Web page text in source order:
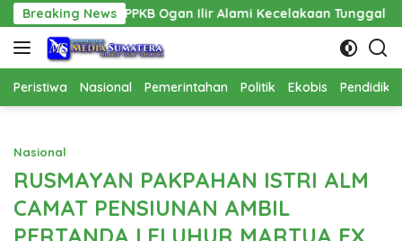
Langsung
ke
konten
Breaking News
Ogan Ilir Alami Kecelakaan Tunggal
Peristiwa Nasional Pemerintahan Politik Ekobis
Nasional
RUSMAYAN PAKPAHAN ISTRI ALM
CAMAT PENSIUNAN AMBIL
PERTANDA LELUHUR MARTUA EX